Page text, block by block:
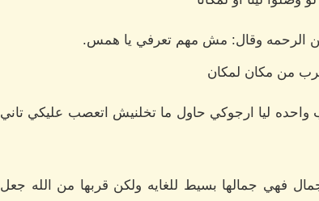
من الرحمه وقال: مش مهم تعرفي يا همس.
من مكان لمكان
ليا ارجوكي حاول ما تخلنيش اتعصب عليكي تاني
فهي جمالها بسيط للغايه ولكن قربها من الله جعل